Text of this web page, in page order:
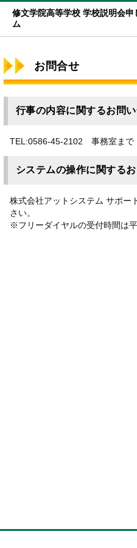
修文学院高等学校 学校説明会申
ム
お問合せ
行事の内容に関するお問
TEL:0586-45-2102 事務室まで
システムの操作に関する
株式会社アットシステム サポー
さい。
※フリーダイヤルの受付時間は